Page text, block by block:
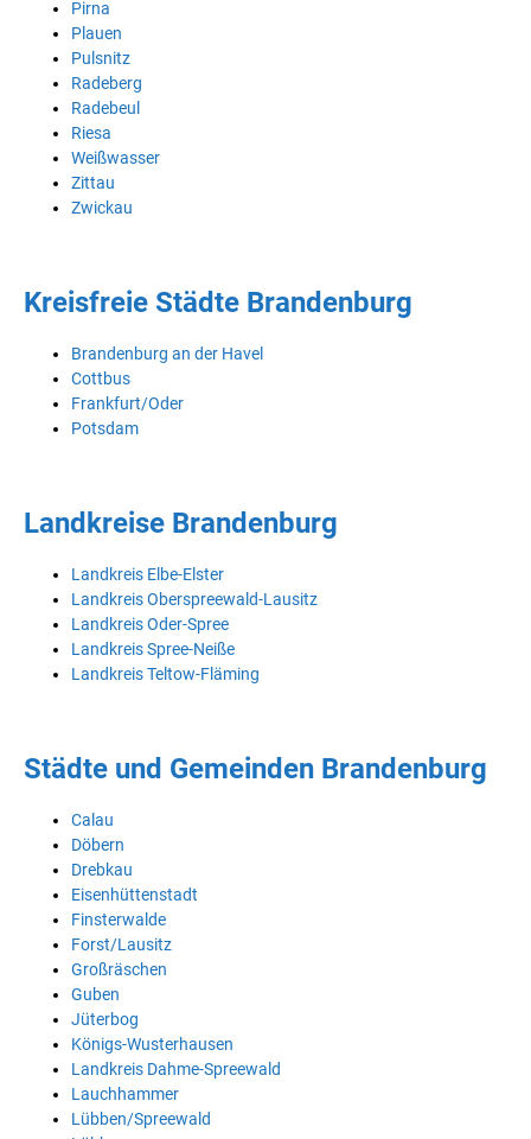
Pirna
Plauen
Pulsnitz
Radeberg
Radebeul
Riesa
Weißwasser
Zittau
Zwickau
Kreisfreie Städte Brandenburg
Brandenburg an der Havel
Cottbus
Frankfurt/Oder
Potsdam
Landkreise Brandenburg
Landkreis Elbe-Elster
Landkreis Oberspreewald-Lausitz
Landkreis Oder-Spree
Landkreis Spree-Neiße
Landkreis Teltow-Fläming
Städte und Gemeinden Brandenburg
Calau
Döbern
Drebkau
Eisenhüttenstadt
Finsterwalde
Forst/Lausitz
Großräschen
Guben
Jüterbog
Königs-Wusterhausen
Landkreis Dahme-Spreewald
Lauchhammer
Lübben/Spreewald